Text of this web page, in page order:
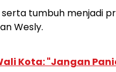
tumbuh menjadi
Wesly.
Kota: "Jangan